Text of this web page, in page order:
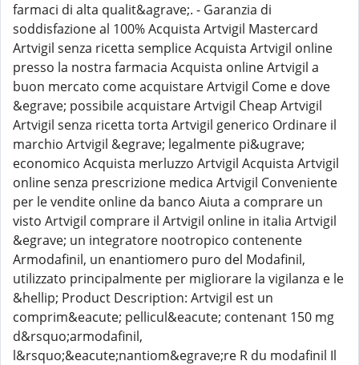
farmaci di alta qualit&agrave;. - Garanzia di
soddisfazione al 100% Acquista Artvigil Mastercard
Artvigil senza ricetta semplice Acquista Artvigil online
presso la nostra farmacia Acquista online Artvigil a
buon mercato come acquistare Artvigil Come e dove
&egrave; possibile acquistare Artvigil Cheap Artvigil
Artvigil senza ricetta torta Artvigil generico Ordinare il
marchio Artvigil &egrave; legalmente pi&ugrave;
economico Acquista merluzzo Artvigil Acquista Artvigil
online senza prescrizione medica Artvigil Conveniente
per le vendite online da banco Aiuta a comprare un
visto Artvigil comprare il Artvigil online in italia Artvigil
&egrave; un integratore nootropico contenente
Armodafinil, un enantiomero puro del Modafinil,
utilizzato principalmente per migliorare la vigilanza e le
&hellip; Product Description: Artvigil est un
comprim&eacute; pellicul&eacute; contenant 150 mg
d&rsquo;armodafinil,
l&rsquo;&eacute;nantiom&egrave;re R du modafinil Il